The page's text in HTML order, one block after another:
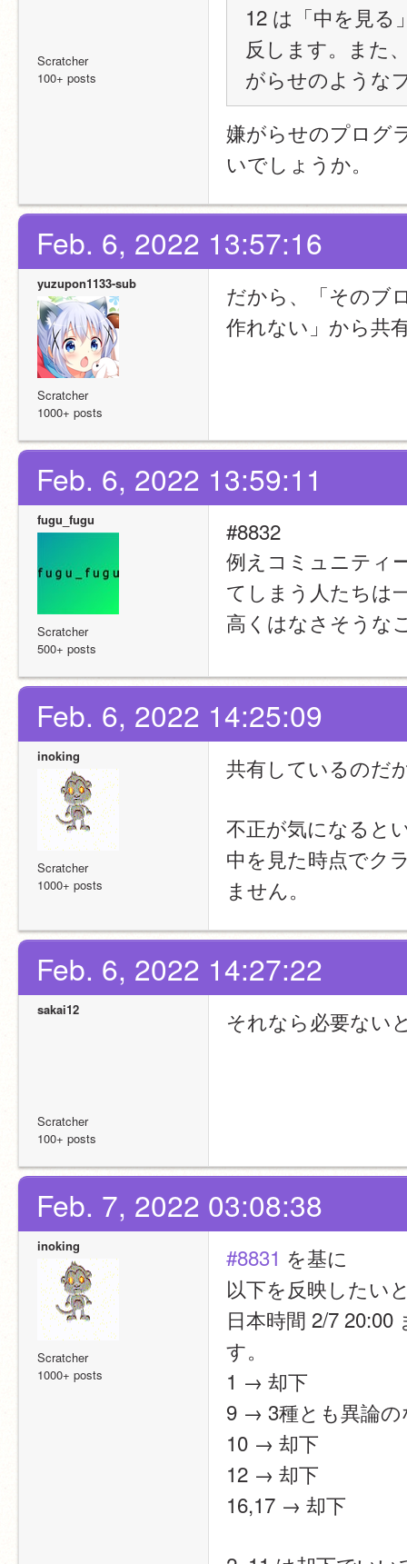
Scratcher
100+ posts
12 は「中を見る
反します。また
がらせのような
嫌がらせのプログ
いでしょうか。
Feb. 6, 2022 13:57:16
yuzupon1133-sub
Scratcher
1000+ posts
だから、「そのブ
作れない」から共
Feb. 6, 2022 13:59:11
fugu_fugu
Scratcher
500+ posts
#8832
例えコミュニティ
てしまう人たちは
高くはなさそうな
Feb. 6, 2022 14:25:09
inoking
Scratcher
1000+ posts
共有しているのだ
不正が気になると
中を見た時点でク
ません。
Feb. 6, 2022 14:27:22
sakai12
Scratcher
100+ posts
それなら必要ない
Feb. 7, 2022 03:08:38
inoking
Scratcher
1000+ posts
#8831 を基に
以下を反映したい
日本時間 2/7
す。
1 → 却下
9 → 3種とも異論の
10 → 却下
12 → 却下
16,17 → 却下